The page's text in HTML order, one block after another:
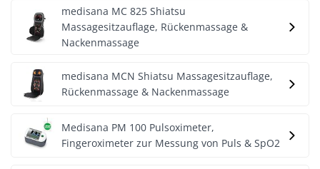
medisana MC 825 Shiatsu
Massagesitzauflage, Rückenmassage &
Nackenmassage
medisana MCN Shiatsu Massagesitzauflage,
Rückenmassage & Nackenmassage
Medisana PM 100 Pulsoximeter,
Fingeroximeter zur Messung von Puls & SpO2